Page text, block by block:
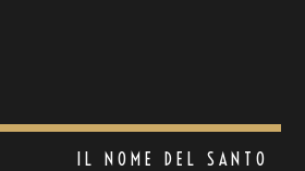
IL NOME DEL SANTO